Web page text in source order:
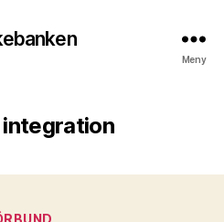
Meny
integration
Kategorier